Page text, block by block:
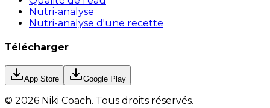
Nutri-analyse
Nutri-analyse d'une recette
Télécharger
App Store Google Play
© 2026 Niki Coach. Tous droits réservés.